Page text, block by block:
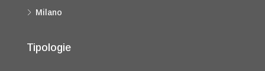
Milano
Tipologie